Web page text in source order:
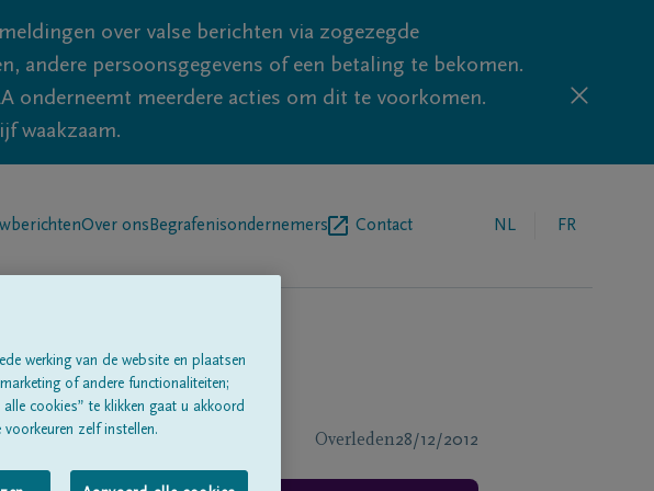
over valse berichten via zogezegde
andere persoonsgegevens of een betaling te bekomen.
onderneemt meerdere acties om dit te voorkomen.
waakzaam.
Over ons Begrafenisondernemers Contact NL FR
Overleden28/12/2012
werking van de website en plaatsen
of andere functionaliteiten;
cookies” te klikken gaat u akkoord
zelf instellen.